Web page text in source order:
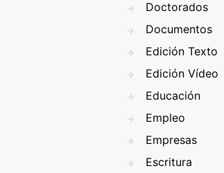
Doctorados
Documentos
Edición Texto
Edición Vídeo
Educación
Empleo
Empresas
Escritura